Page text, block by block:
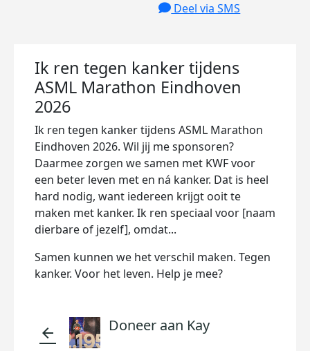
Deel via SMS
Ik ren tegen kanker tijdens
ASML Marathon Eindhoven
2026
Ik ren tegen kanker tijdens ASML Marathon
Eindhoven 2026. Wil jij me sponsoren?
Daarmee zorgen we samen met KWF voor
een beter leven met en ná kanker. Dat is heel
hard nodig, want iedereen krijgt ooit te
maken met kanker. Ik ren speciaal voor [naam
dierbare of jezelf], omdat...
Samen kunnen we het verschil maken. Tegen
kanker. Voor het leven. Help je mee?
arrow_back Doneer aan Kay